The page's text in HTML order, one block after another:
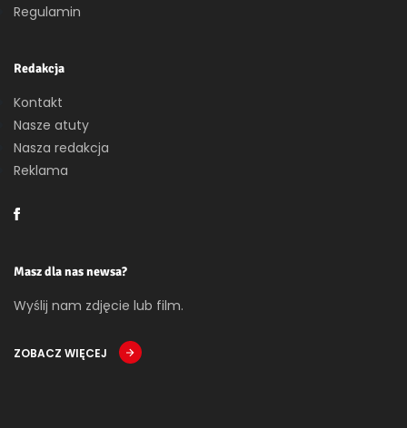
Regulamin
Redakcja
Kontakt
Nasze atuty
Nasza redakcja
Reklama
Masz dla nas newsa?
Wyślij nam zdjęcie lub film.
ZOBACZ WIĘCEJ